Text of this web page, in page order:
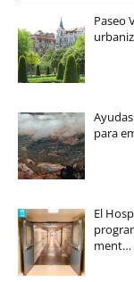
Paseo
para
El
ment…